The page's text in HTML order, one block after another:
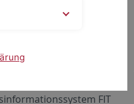
FIT